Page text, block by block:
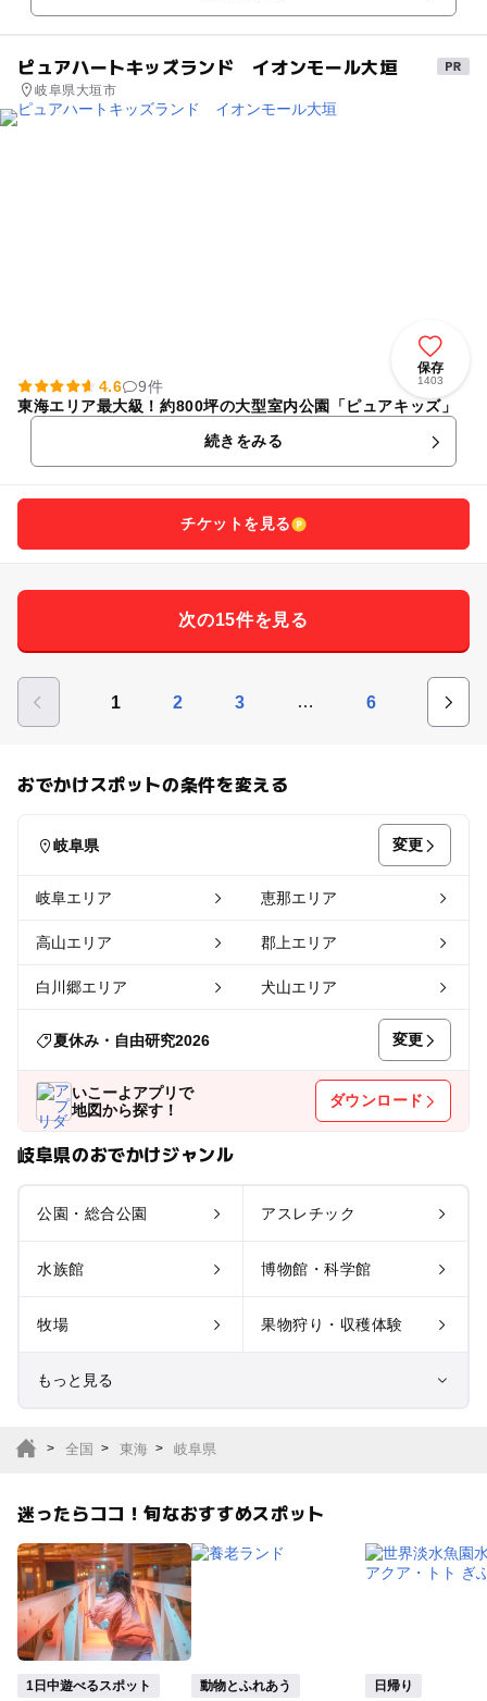
ピュアハートキッズランド イオンモール大垣
岐阜県大垣市
保存
1403
4.6
9件
東海エリア最大級！約800坪の大型室内公園「ピュアキッズ」
続きをみる
チケットを見る
次の15件を見る
1 2 3 … 6
おでかけスポットの条件を変える
岐阜県 変更
岐阜エリア 恵那エリア
高山エリア 郡上エリア
白川郷エリア 犬山エリア
夏休み・自由研究2026 変更
いこーよアプリで
地図から探す！
ダウンロード
岐阜県のおでかけジャンル
公園・総合公園 アスレチック
水族館 博物館・科学館
牧場 果物狩り・収穫体験
もっと見る
サファリパーク
植物園・フラワーパー
ク
キャンプ場
釣り 自然景観
全国 東海 岐阜県
迷ったらココ！旬なおすすめスポット
1日中遊べるスポット 動物とふれあう 日帰り